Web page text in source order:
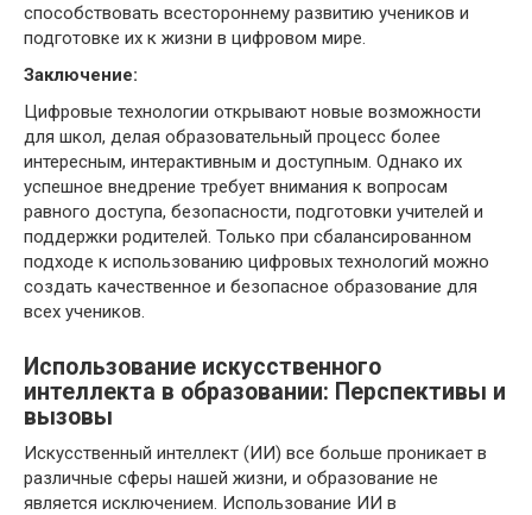
способствовать всестороннему развитию учеников и
подготовке их к жизни в цифровом мире.
Заключение:
Цифровые технологии открывают новые возможности
для школ, делая образовательный процесс более
интересным, интерактивным и доступным. Однако их
успешное внедрение требует внимания к вопросам
равного доступа, безопасности, подготовки учителей и
поддержки родителей. Только при сбалансированном
подходе к использованию цифровых технологий можно
создать качественное и безопасное образование для
всех учеников.
Использование искусственного
интеллекта в образовании: Перспективы и
вызовы
Искусственный интеллект (ИИ) все больше проникает в
различные сферы нашей жизни, и образование не
является исключением. Использование ИИ в